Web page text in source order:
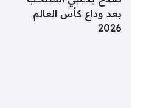
بعد وداع كأس العالم
2026